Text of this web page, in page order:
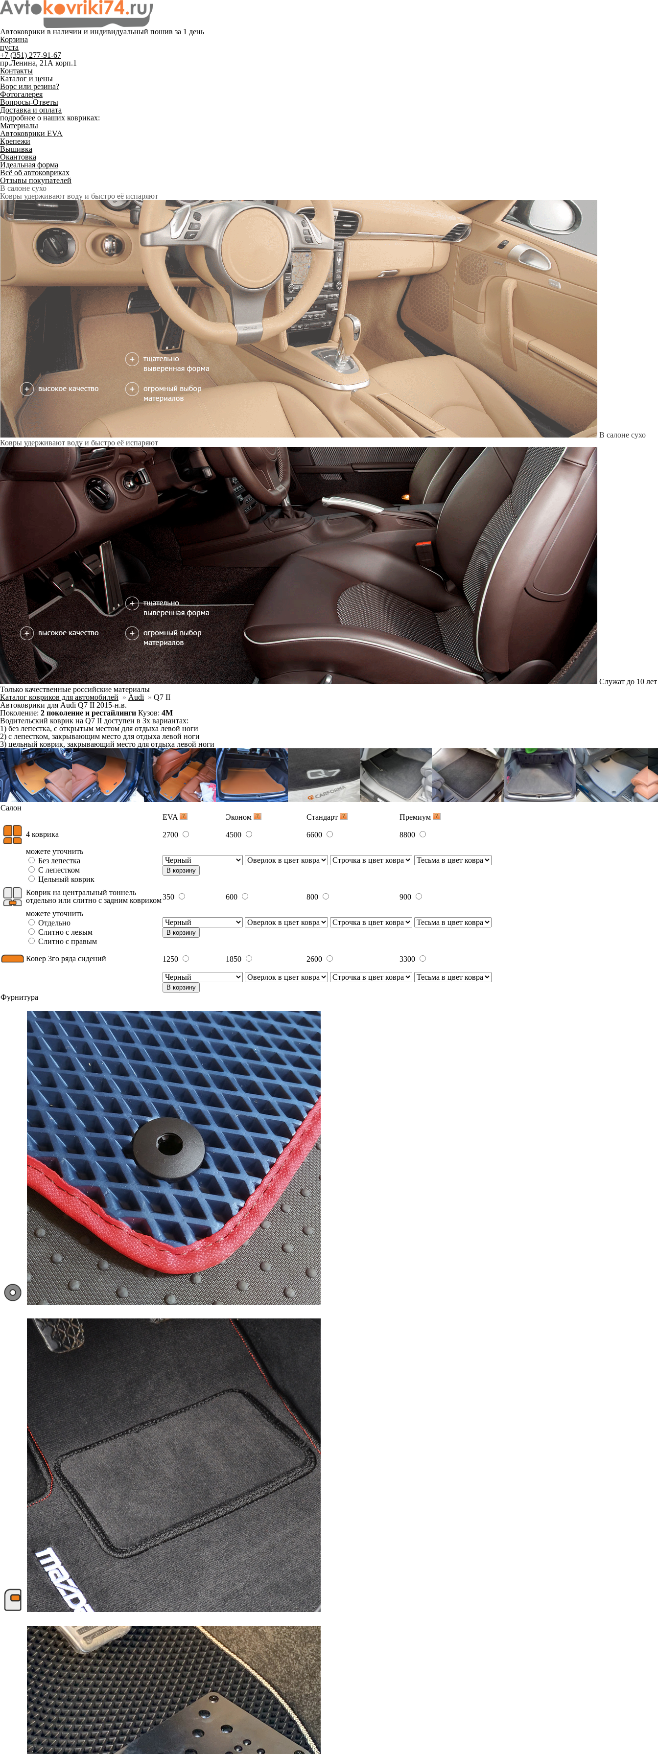
Автоковрики в наличии и индивидуальный пошив за 1 день
Корзина
пуста
+7 (351) 277-91-67
пр.Ленина, 21А корп.1
Контакты
Каталог и цены
Ворс или резина?
Фотогалерея
Вопросы-Ответы
Доставка и оплата
подробнее о наших ковриках:
Материалы
Автоковрики EVA
Крепежи
Вышивка
Окантовка
Идеальная форма
Всё об автоковриках
Отзывы покупателей
Служат до 10 лет
Только качественные российские материалы
Служат до 10 лет
Только качественные российские материалы
Каталог ковриков для автомобилей
» Audi » Q7 II
Автоковрики для Audi Q7 II 2015-н.в.
Поколение:
2 поколение и рестайлинги Кузов:
Водительский коврик на Q7 II доступен в 3х вариантах:
1) без лепестка, с открытым местом для отдыха левой ноги
2) с лепестком, закрывающим место для отдыха левой ноги
3) цельный коврик, закрывающий место для отдыха левой ноги
EVA
Эконом Стандарт Премиум
4 коврика 2700 4500
можете уточнить
Без лепестка
С лепестком
Цельный коврик
В корзину
Коврик на центральный тоннель
отдельно или слитно с задним ковриком350 600
900
можете уточнить
Отдельно
Слитно с левым
Слитно с правым
В корзину
Ковер 3го ряда сидений 1250
В корзину
Фурнитура